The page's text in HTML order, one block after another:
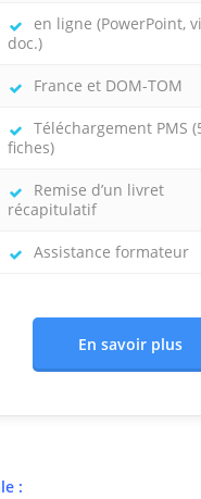
en ligne (PowerPoint,
doc.)
France et DOM-TOM
Téléchargement PMS
fiches)
Remise d’un livret
récapitulatif
Assistance formateur
En savoir plus
: